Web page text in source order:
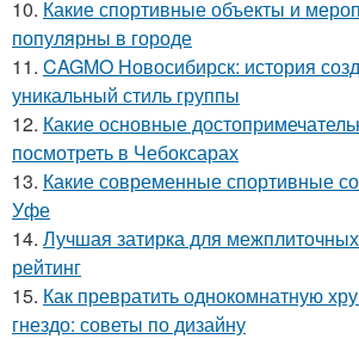
10. Какие спортивные объекты и
популярны в городе
11. CAGMO Новосибирск: история
уникальный стиль группы
12. Какие основные
посмотреть в Чебоксарах
13. Какие современные спортивные
Уфе
14. Лучшая затирка для
рейтинг
15. Как превратить однокомнатную
гнездо: советы по дизайну